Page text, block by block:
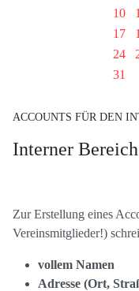
10
17
24
31
ACCOUNTS FÜR DEN
Interner Bereich
Zur Erstellung eines
Vereinsmitglieder!)
vollem Namen
Adresse (Ort,